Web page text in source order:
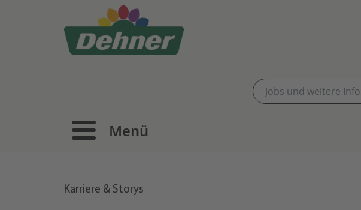
Menü
Karriere & Storys